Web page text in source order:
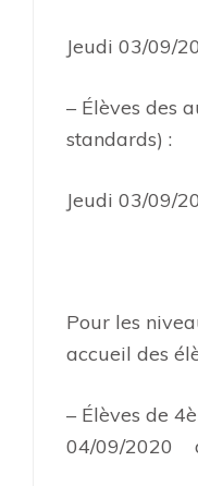
Jeudi 03/09/
– Élèves des
standards) :
Jeudi 03/09/
Pour les
accueil des
– Élèves de
04/09/2020